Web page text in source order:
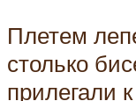
Плетем
столько
прилегали